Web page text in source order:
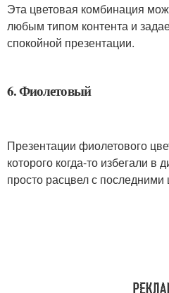
Эта цветовая комбинация
любым типом контента и
спокойной презентации.
6. Фиолетовый
Презентации фиолетового
которого когда-то избегали в
просто расцвел с